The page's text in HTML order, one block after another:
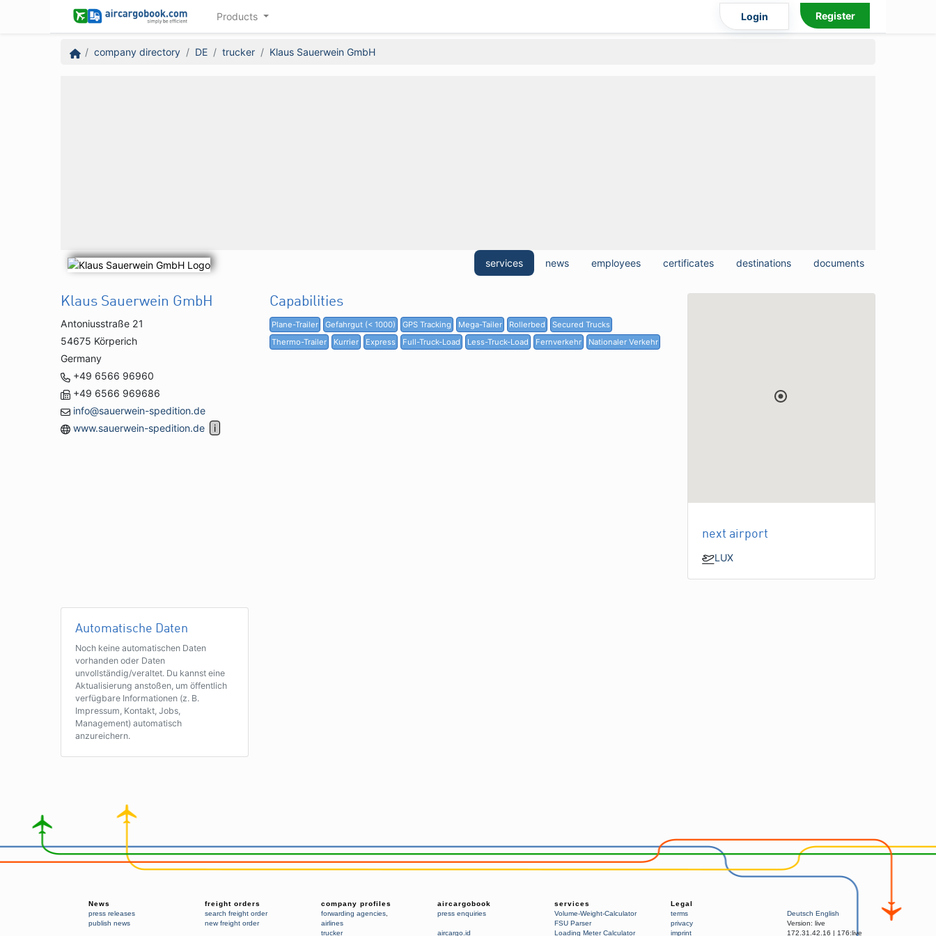
Products Login Register
company directory DE trucker Klaus Sauerwein GmbH
services news employees certificates destinations documents
Klaus Sauerwein GmbH
Antoniusstraße 21
54675 Körperich
Germany
+49 6566 96960
+49 6566 969686
info@sauerwein-spedition.de
www.sauerwein-spedition.de
Capabilities
Plane-Trailer Gefahrgut (< 1000) GPS Tracking Mega-Tailer Rollerbed
Secured Trucks
Thermo-Trailer
Kurrier Express Full-Truck-Load Less-Truck-Load Fernverkehr Nationaler Verkehr
next airport
LUX
Automatische Daten
Noch keine automatischen Daten
vorhanden oder Daten
unvollständig/veraltet. Du kannst eine
Aktualisierung anstoßen, um öffentlich
verfügbare Informationen (z. B.
Impressum, Kontakt, Jobs,
Management) automatisch
anzureichern.
News
press releases
publish news
freight orders
search freight order
new freight order
company profiles
forwarding agencies
airlines
trucker
aircargobook
press enquiries
aircargo.id
services
Volume-Weight-Calculator
FSU Parser
Loading Meter Calculator
Legal
terms
privacy
imprint
Deutsch English
Version: live
172.31.42.16 | 176:live